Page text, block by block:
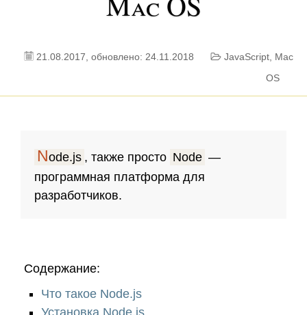
21.08.2017 , обновлено: 24.11.2018 JavaScript Mac
OS
Node.js , также просто Node —
программная платформа для
разработчиков.
Содержание:
Что такое Node.js
Установка Node.js